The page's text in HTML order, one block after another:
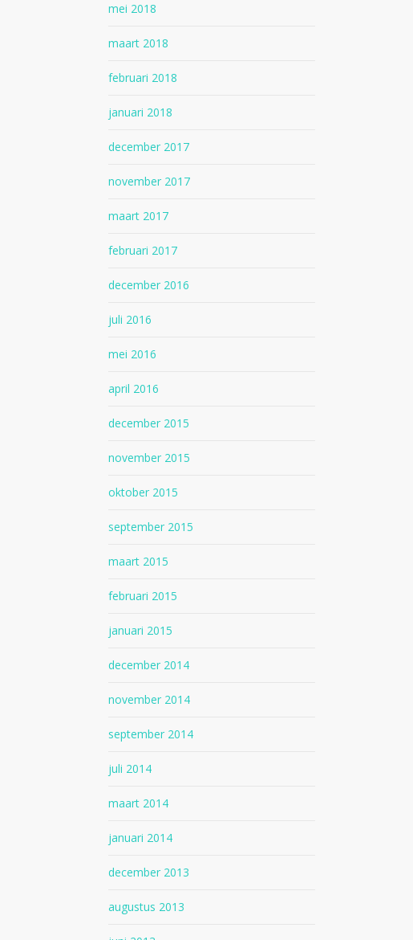
mei 2018
maart 2018
februari 2018
januari 2018
december 2017
november 2017
maart 2017
februari 2017
december 2016
juli 2016
mei 2016
april 2016
december 2015
november 2015
oktober 2015
september 2015
maart 2015
februari 2015
januari 2015
december 2014
november 2014
september 2014
juli 2014
maart 2014
januari 2014
december 2013
augustus 2013